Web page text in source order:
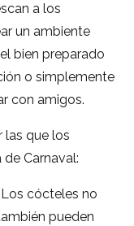
a los
un ambiente
bien preparado
o simplemente
con amigos.
las que los
Carnaval:
Los cócteles no
pueden